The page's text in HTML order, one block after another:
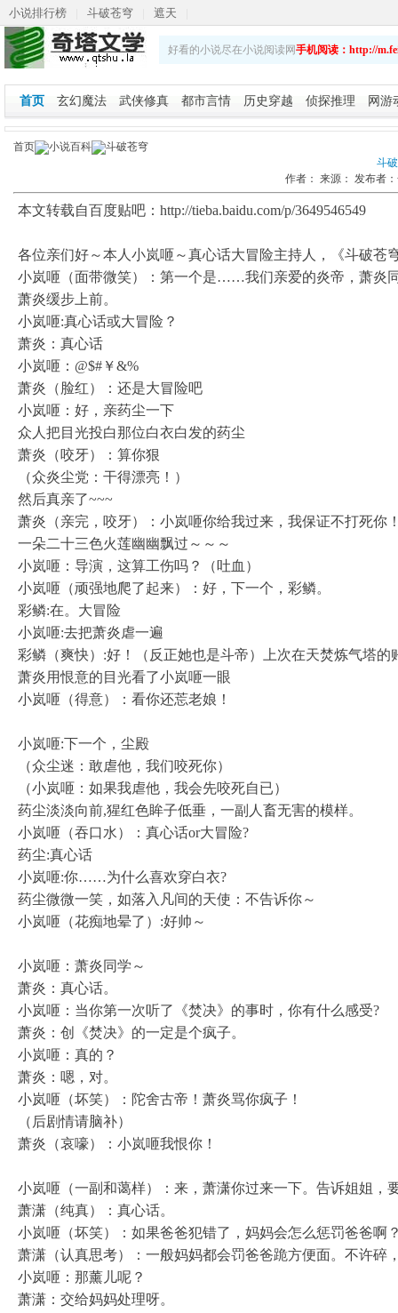
小说排行榜 斗破苍穹 遮天
斗破苍穹之重生萧炎
| 乡野春潮
娇艳人生
好看的小说尽在小说阅读网手机阅读：http://
首页 玄幻魔法 武侠修真 都市言情 历史穿越 侦探推理 网游
首页 小说百科
斗破苍穹
斗
作者： 来源： 发布者：
本文转载自百度贴吧：http://tieba.baidu.com/p/3649546549
各位亲们好～本人小岚咂～真心话大冒险主持人，《斗破苍
小岚咂（面带微笑）：第一个是……我们亲爱的炎帝，萧炎
萧炎缓步上前。
小岚咂:真心话或大冒险？
萧炎：真心话
小岚咂：@$#￥&%
萧炎（脸红）：还是大冒险吧
小岚咂：好，亲药尘一下
众人把目光投白那位白衣白发的药尘
萧炎（咬牙）：算你狠
（众炎尘党：干得漂亮！）
然后真亲了~~~
萧炎（亲完，咬牙）：小岚咂你给我过来，我保证不打死你
一朵二十三色火莲幽幽飘过～～～
小岚咂：导演，这算工伤吗？（吐血）
小岚咂（顽强地爬了起来）：好，下一个，彩鳞。
彩鳞:在。大冒险
小岚咂:去把萧炎虐一遍
彩鳞（爽快）:好！（反正她也是斗帝）上次在天焚炼气塔的
萧炎用恨意的目光看了小岚咂一眼
小岚咂（得意）：看你还莣老娘！
小岚咂:下一个，尘殿
（众尘迷：敢虐他，我们咬死你）
（小岚咂：如果我虐他，我会先咬死自已）
药尘淡淡向前,猩红色眸子低垂，一副人畜无害的模样。
小岚咂（吞口水）：真心话or大冒险?
药尘:真心话
小岚咂:你……为什么喜欢穿白衣?
药尘微微一笑，如落入凡间的天使：不告诉你～
小岚咂（花痴地晕了）:好帅～
小岚咂：萧炎同学～
萧炎：真心话。
小岚咂：当你第一次听了《焚决》的事时，你有什么感受?
萧炎：创《焚决》的一定是个疯子。
小岚咂：真的？
萧炎：嗯，对。
小岚咂（坏笑）：陀舍古帝！萧炎骂你疯子！
（后剧情请脑补）
萧炎（哀嚎）：小岚咂我恨你！
小岚咂（一副和蔼样）：来，萧潇你过来一下。告诉姐姐，
萧潇（纯真）：真心话。
小岚咂（坏笑）：如果爸爸犯错了，妈妈会怎么惩罚爸爸啊
萧潇（认真思考）：一般妈妈都会罚爸爸跪方便面。不许碎
小岚咂：那薰儿呢？
萧潇：交给妈妈处理呀。